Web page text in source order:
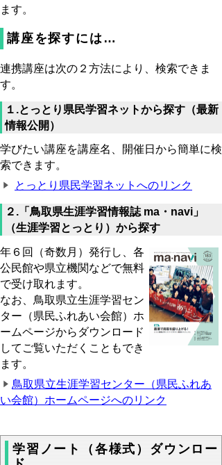
ます。
講座を探すには…
連携講座は次の２方法により、検索できま
す。
１.とっとり県民学習ネットから探す（最新
情報公開）
学びたい講座を講座名、開催日から簡単に検
索できます。
とっとり県民学習ネットへのリンク
２.「鳥取県生涯学習情報誌 ma・navi」
（生涯学習とっとり）から探す
年６回（奇数月）発行し、各
公民館や県立機関などで無料
で受け取れます。
なお、鳥取県立生涯学習セン
ター（県民ふれあい会館）ホ
ームページからダウンロード
してご覧いただくこともでき
ます。
鳥取県立生涯学習センター（県民ふれあ
い会館）ホームページへのリンク
学習ノート（各様式）ダウンロー